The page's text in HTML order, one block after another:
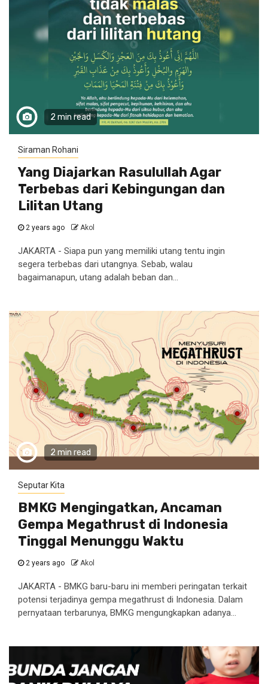
2 min read
Siraman Rohani
Yang Diajarkan Rasulullah Agar
Terbebas dari Kebingungan dan
Lilitan Utang
2 years ago Akol
JAKARTA - Siapa pun yang memiliki utang tentu ingin
segera terbebas dari utangnya. Sebab, walau
bagaimanapun, utang adalah beban dan...
2 min read
Seputar Kita
BMKG Mengingatkan, Ancaman
Gempa Megathrust di Indonesia
Tinggal Menunggu Waktu
2 years ago Akol
JAKARTA - BMKG baru-baru ini memberi peringatan terkait
potensi terjadinya gempa megathrust di Indonesia. Dalam
pernyataan terbarunya, BMKG mengungkapkan adanya...